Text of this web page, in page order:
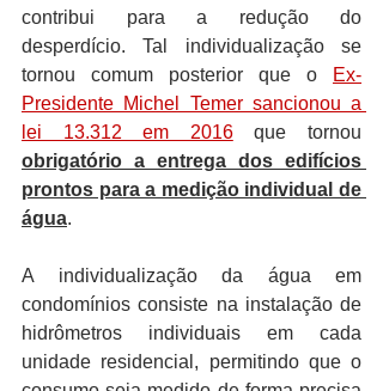
contribui para a redução do
desperdício. Tal individualização se
tornou comum posterior que o
Ex-
Presidente Michel Temer sancionou a
lei 13.312 em 2016
obrigatório a entrega dos edifícios
prontos para a medição individual de
água.
A individualização da água em
condomínios consiste na instalação de
hidrômetros individuais em cada
unidade residencial, permitindo que o